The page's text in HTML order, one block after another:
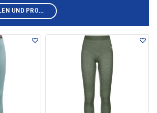
SHOP AUSWÄHLEN UND PRODUKTE ANZEIGEN